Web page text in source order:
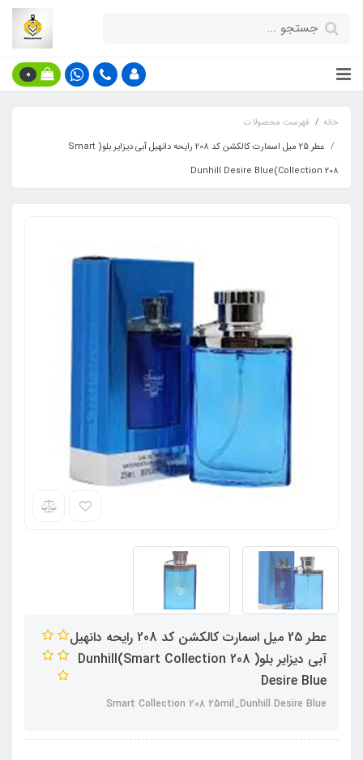
0
خانه
فهرست محصولات
عطر 25 میل اسمارت کالکشن کد 208 رایحه دانهیل آبی دیزایر بلو( Smart
Collection 208)Dunhill Desire Blue
عطر 25 میل اسمارت کالکشن کد 208 رایحه دانهیل
آبی دیزایر بلو( Smart Collection 208)Dunhill
Desire Blue
Smart Collection 208 25mil_Dunhill Desire Blue